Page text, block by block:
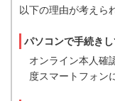
以下の理由が考えら
パソコンで手続き
オンライン本人確
度スマートフォン